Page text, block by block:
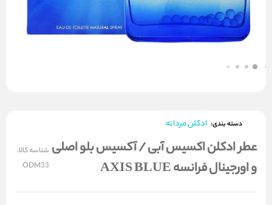
دسته بندی: ادکلن مردانه
عطر ادکلن اکسیس آبی / آکسیس بلو اصلی
و اورجینال فرانسه AXIS BLUE
شناسه کالا:
ODM33